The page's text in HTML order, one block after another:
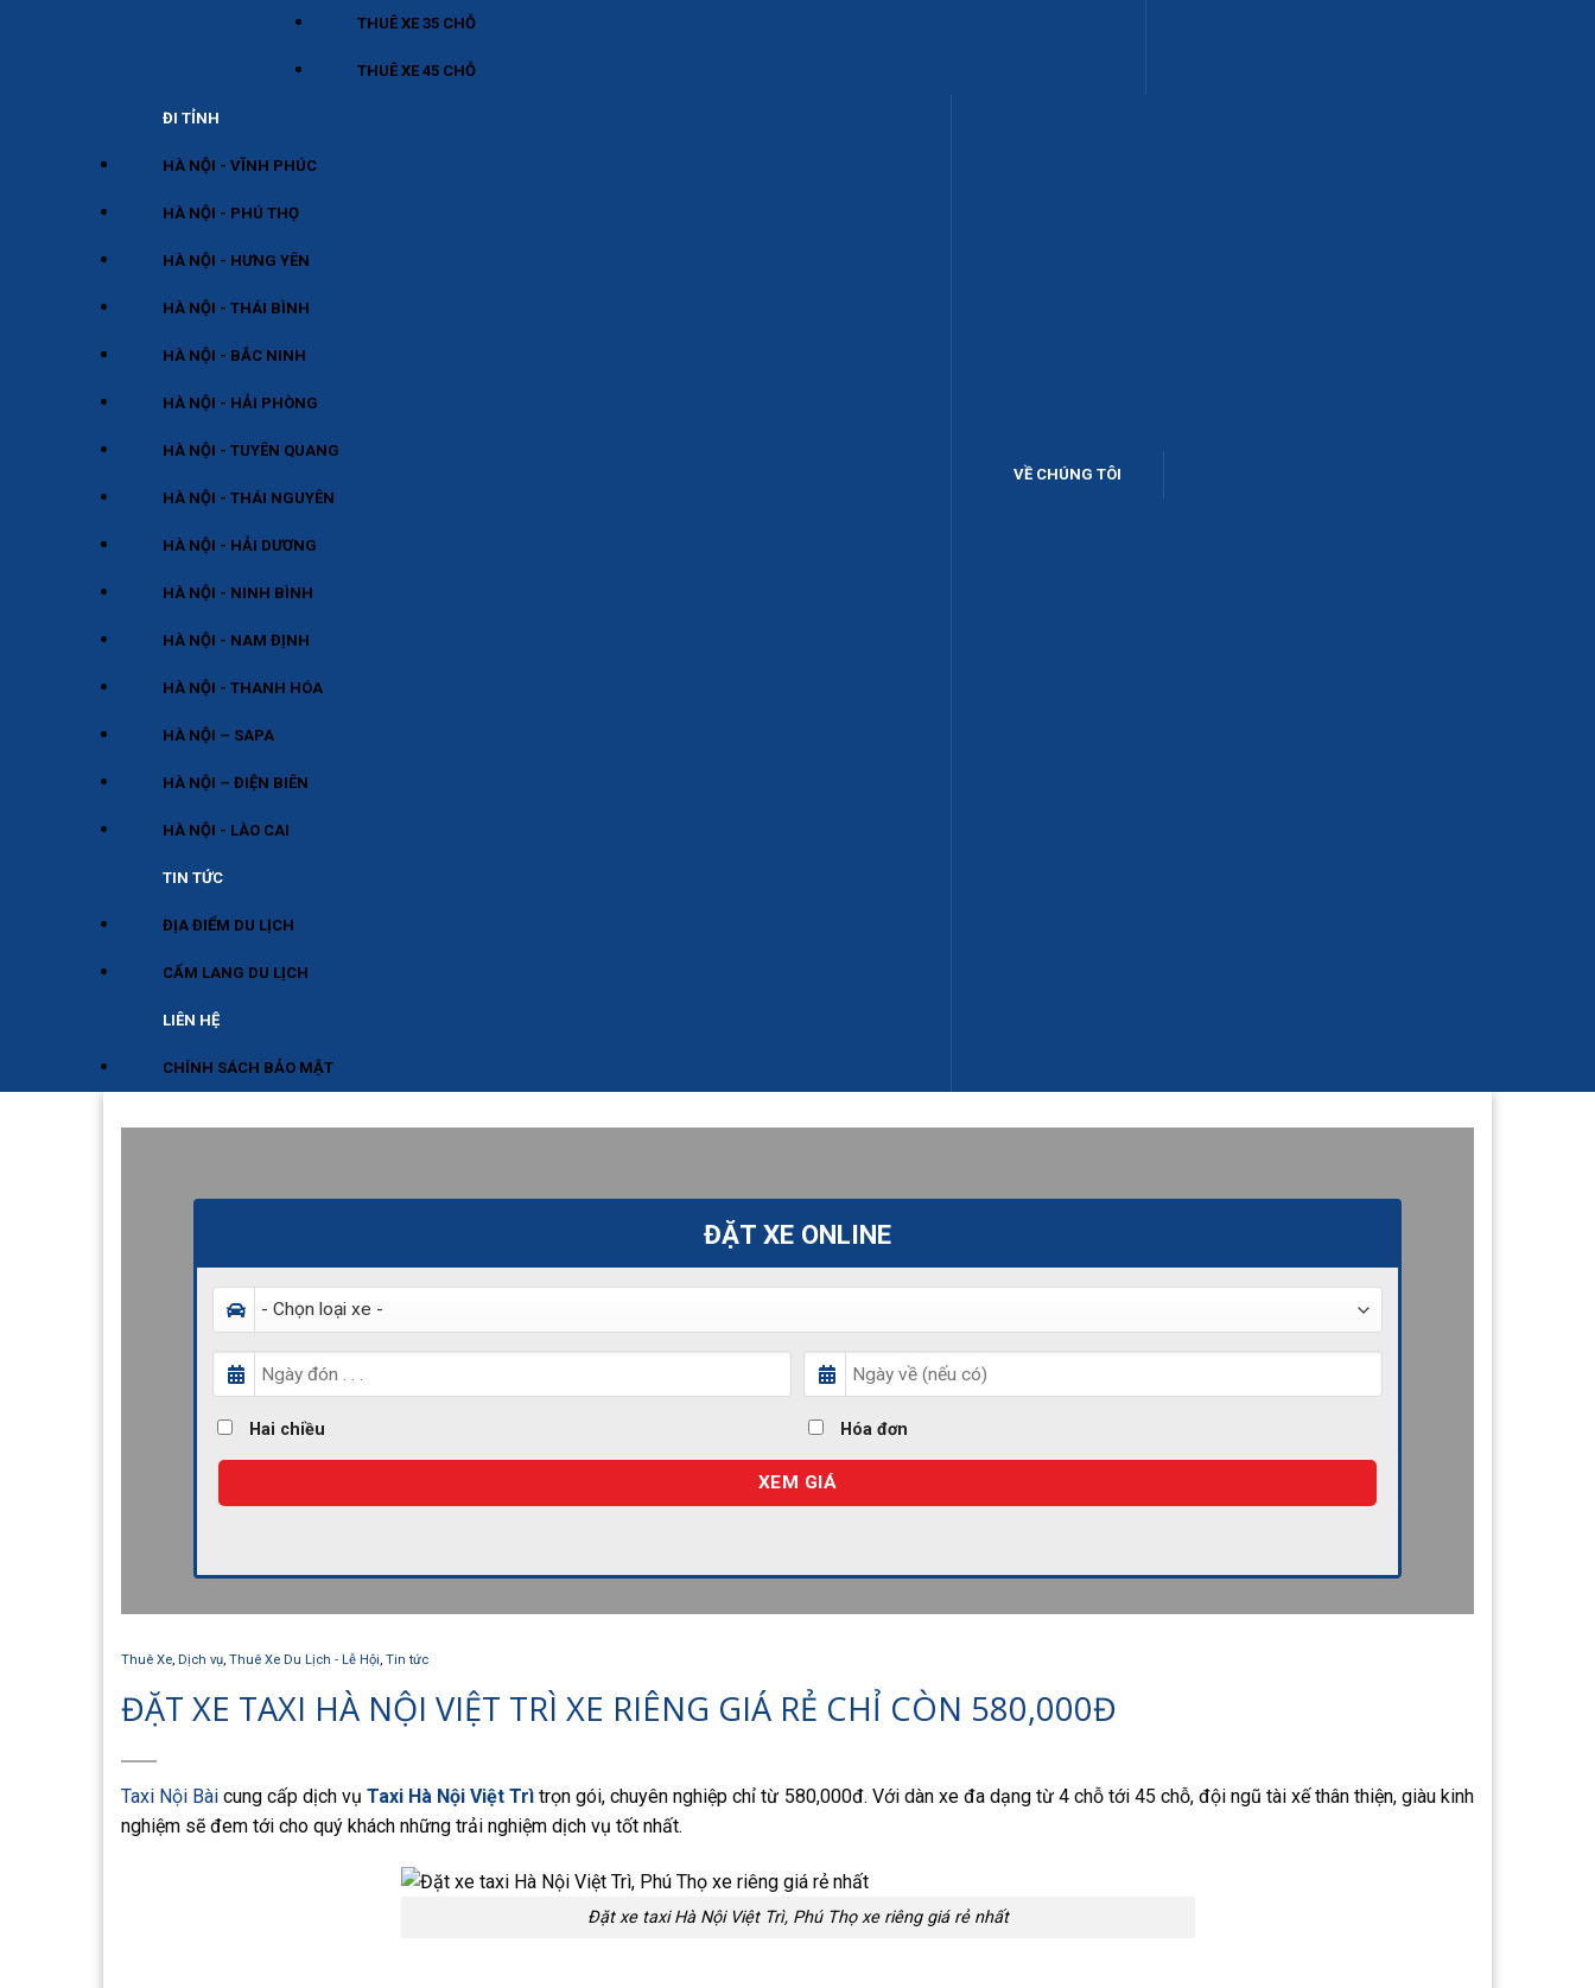
THUÊ XE 35 CHỖ
THUÊ XE 45 CHỖ
ĐI TỈNH
HÀ NỘI - VĨNH PHÚC
HÀ NỘI - PHÚ THỌ
HÀ NỘI - HƯNG YÊN
HÀ NỘI - THÁI BÌNH
HÀ NỘI - BẮC NINH
HÀ NỘI - HẢI PHÒNG
HÀ NỘI - TUYÊN QUANG
HÀ NỘI - THÁI NGUYÊN
HÀ NỘI - HẢI DƯƠNG
HÀ NỘI - NINH BÌNH
HÀ NỘI - NAM ĐỊNH
HÀ NỘI - THANH HÓA
HÀ NỘI – SAPA
HÀ NỘI – ĐIỆN BIÊN
HÀ NỘI - LÀO CAI
VỀ CHÚNG TÔI
TIN TỨC
ĐỊA ĐIỂM DU LỊCH
CẨM LANG DU LỊCH
LIÊN HỆ
CHÍNH SÁCH BẢO MẬT
ĐẶT XE ONLINE
Hai chiều Hóa đơn
XEM GIÁ
Thuê Xe, Dịch vụ, Thuê Xe Du Lịch - Lễ Hội, Tin tức
ĐẶT XE TAXI HÀ NỘI VIỆT TRÌ XE RIÊNG GIÁ RẺ CHỈ CÒN 580,000Đ
Taxi Nội Bài cung cấp dịch vụ Taxi Hà Nội Việt Trì trọn gói, chuyên nghiệp chỉ từ 580,000đ. Với dàn xe đa dạng từ 4 chỗ tới 45 chỗ, đội ngũ tài xế thân thiện, giàu kinh
nghiệm sẽ đem tới cho quý khách những trải nghiệm dịch vụ tốt nhất.
Đặt xe taxi Hà Nội Việt Trì, Phú Thọ xe riêng giá rẻ nhất